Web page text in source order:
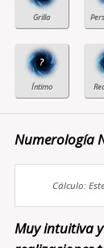
?
Numerología
Cálculo:
Muy intuitiva